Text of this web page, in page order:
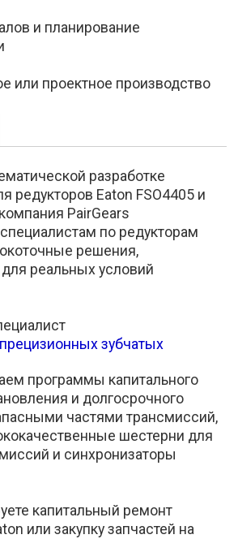
и планирование
или проектное производство
разработке
редукторов Eaton FSO4405 и
PairGears
по редукторам
решения,
реальных условий
зубчатых
программы капитального
и долгосрочного
частями трансмиссий,
шестерни для
и синхронизаторы
капитальный ремонт
или закупку запчастей на